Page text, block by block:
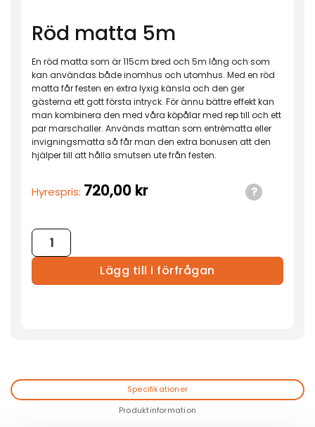
Röd matta 5m
En röd matta som är 115cm bred och 5m lång och som
kan användas både inomhus och utomhus. Med en röd
matta får festen en extra lyxig känsla och den ger
gästerna ett gott första intryck. För ännu bättre effekt kan
man kombinera den med våra köpålarmed reptill och ett
par marschaller. Används mattan som entrèmatta eller
invigningsmatta så får man den extra bonusen att den
hjälper till att hålla smutsen ute från festen.
Hyrespris: 720,00 kr
Röd matta 5m mängd
Lägg till i förfrågan
Specifikationer
Produktinformation